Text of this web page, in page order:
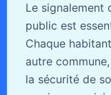
Le signalement
public est
Chaque
autre
la sécurité de